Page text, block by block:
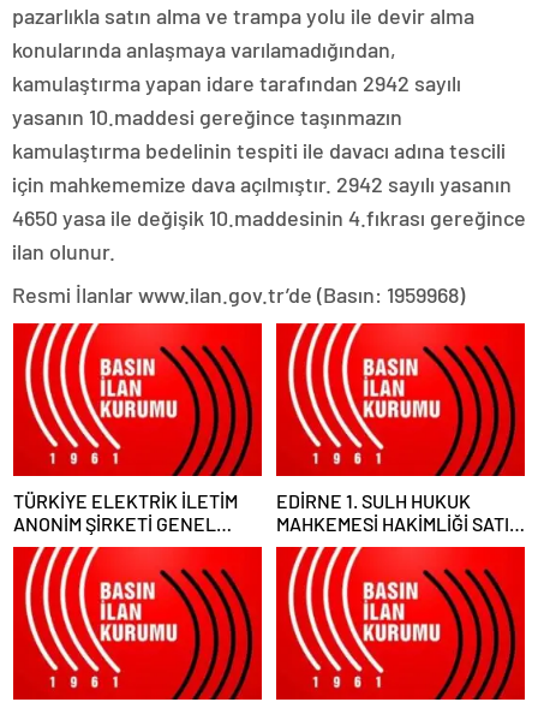
pazarlıkla satın alma ve trampa yolu ile devir alma
konularında anlaşmaya varılamadığından,
kamulaştırma yapan idare tarafından 2942 sayılı
yasanın 10.maddesi gereğince taşınmazın
kamulaştırma bedelinin tespiti ile davacı adına tescili
için mahkememize dava açılmıştır. 2942 sayılı yasanın
4650 yasa ile değişik 10.maddesinin 4.fıkrası gereğince
ilan olunur.
Resmi İlanlar www.ilan.gov.tr’de (Basın: 1959968)
TÜRKİYE ELEKTRİK İLETİM
ANONİM ŞİRKETİ GENEL
MÜDÜRLÜĞÜ
EDİRNE 1. SULH HUKUK
MAHKEMESİ HAKİMLİĞİ SATIŞ
MEMURLUĞU